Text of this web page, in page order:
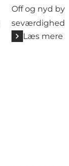
Off og nyd
Læs mere